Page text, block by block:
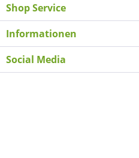
Shop Service
Informationen
Social Media